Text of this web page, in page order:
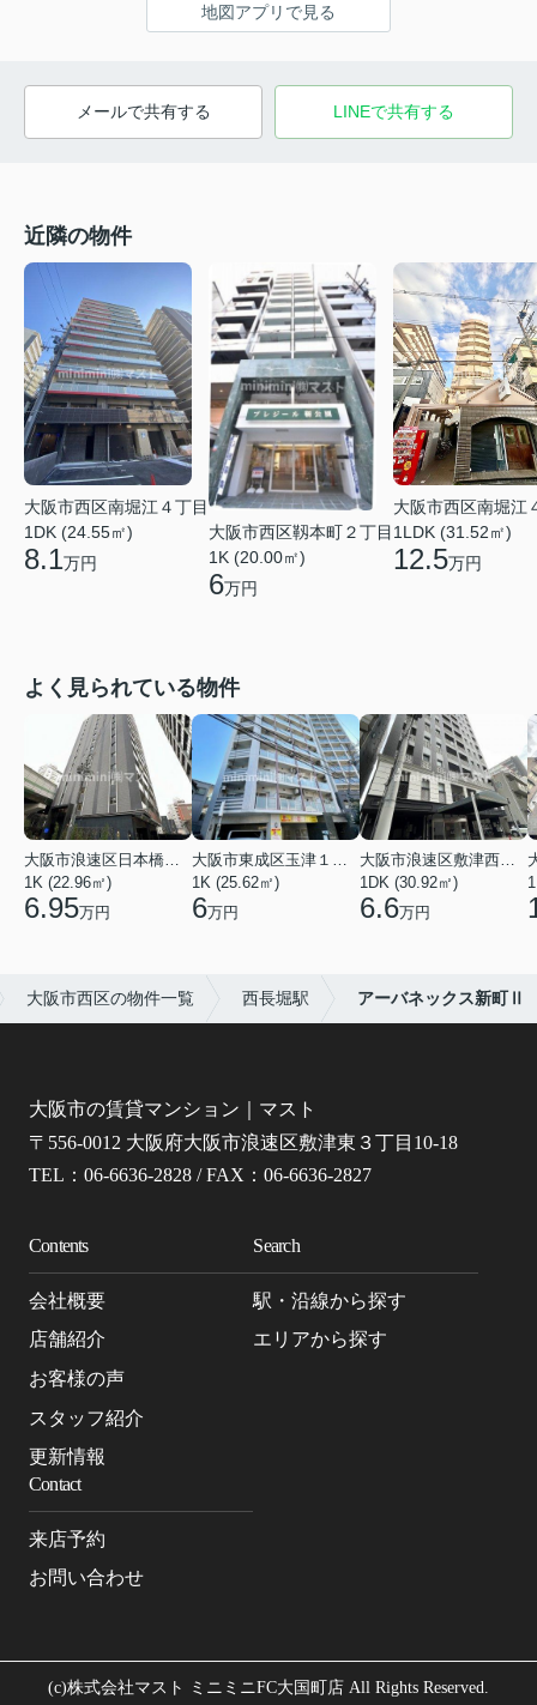
地図アプリで見る
メールで共有する LINEで共有する
近隣の物件
大阪市西区南堀江４丁目
1DK (24.55㎡)
8.1万円
大阪市西区靱本町２丁目
1K (20.00㎡)
6万円
大阪市西区南堀江
1LDK (31.52㎡)
12.5万円
よく見られている物件
大阪市浪速区日本橋東３丁目
1K (22.96㎡)
6.95万円
大阪市東成区玉津１丁目
1K (25.62㎡)
6万円
大阪市浪速区敷津西１丁目
1DK (30.92㎡)
6.6万円
大阪市西区の物件一覧 西長堀駅 アーバネックス新町Ⅱ
大阪市の賃貸マンション｜マスト
〒556-0012 大阪府大阪市浪速区敷津東３丁目10-18
TEL：06-6636-2828 / FAX：06-6636-2827
Contents
会社概要
店舗紹介
お客様の声
スタッフ紹介
更新情報
Search
駅・沿線から探す
エリアから探す
Contact
来店予約
お問い合わせ
(c)株式会社マスト ミニミニFC大国町店 All Rights Reserved.